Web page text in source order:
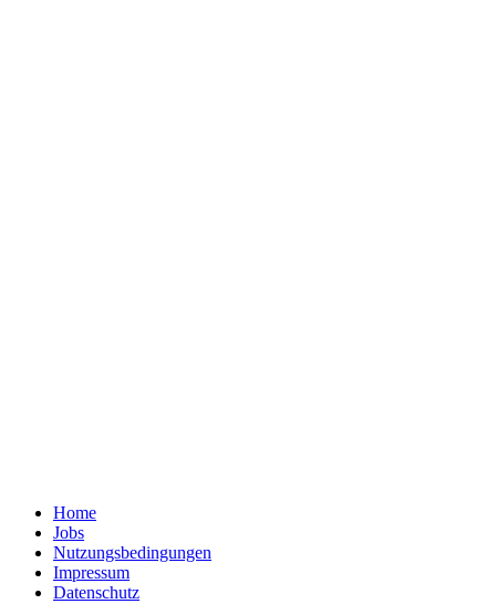
Home
Jobs
Nutzungsbedingungen
Impressum
Datenschutz